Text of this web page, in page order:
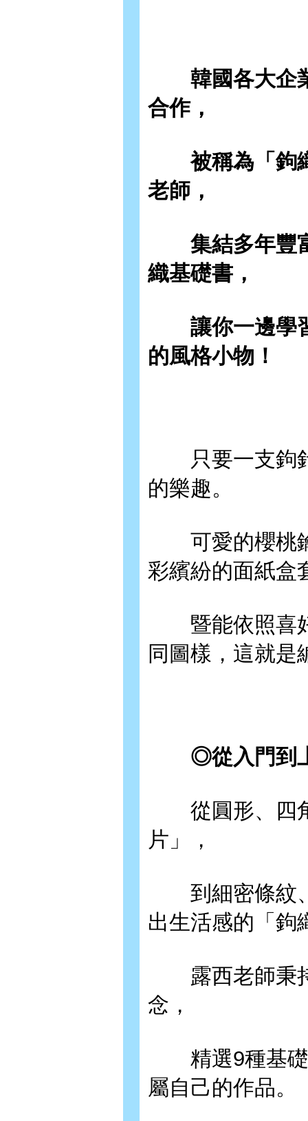
韓國各大企業
合作，
被稱為「鉤織
老師，
集結多年豐富
織基礎書，
讓你一邊學習
的風格小物！
只要一支鉤針
的樂趣。
可愛的櫻桃鑰
彩繽紛的面紙
暨能依照喜好
同圖樣，這就是
◎從入門到上
從圓形、四角
片」，
到細密條紋、
出生活感的「
露西老師秉持
念，
精選9種基礎
屬自己的作品。